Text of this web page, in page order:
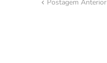
Postagem Anterior